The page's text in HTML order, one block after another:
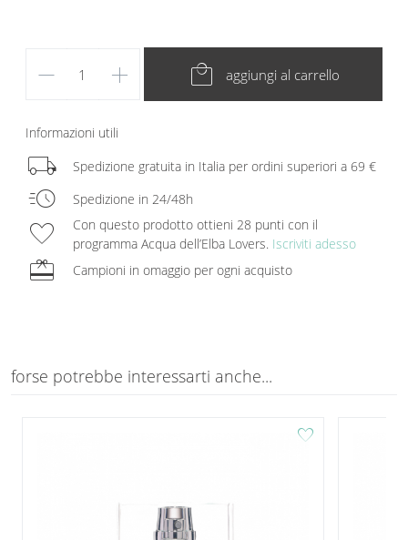
remove add local_mall aggiungi al carrello
Informazioni utili
local_shipping Spedizione gratuita in Italia per ordini superiori a 69 €
acute Spedizione in 24/48h
favorite
Con questo prodotto ottieni 28 punti con il
programma Acqua dell’Elba Lovers. Iscriviti adesso
redeem Campioni in omaggio per ogni acquisto
forse potrebbe interessarti anche...
favorite